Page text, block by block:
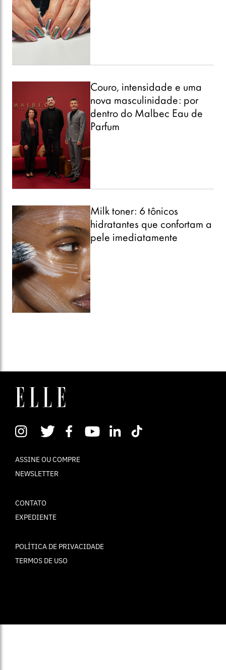
Couro, intensidade e uma
nova masculinidade: por
dentro do Malbec Eau de
Parfum
Milk toner: 6 tônicos
hidratantes que confortam a
pele imediatamente
ASSINE OU COMPRE
NEWSLETTER
CONTATO
EXPEDIENTE
POLÍTICA DE PRIVACIDADE
TERMOS DE USO